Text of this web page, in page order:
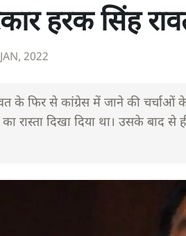
हरक सिंह
2022
के फिर से कांग्रेस में जाने की चर्चाओं
का रास्ता दिखा दिया था। उसके बाद